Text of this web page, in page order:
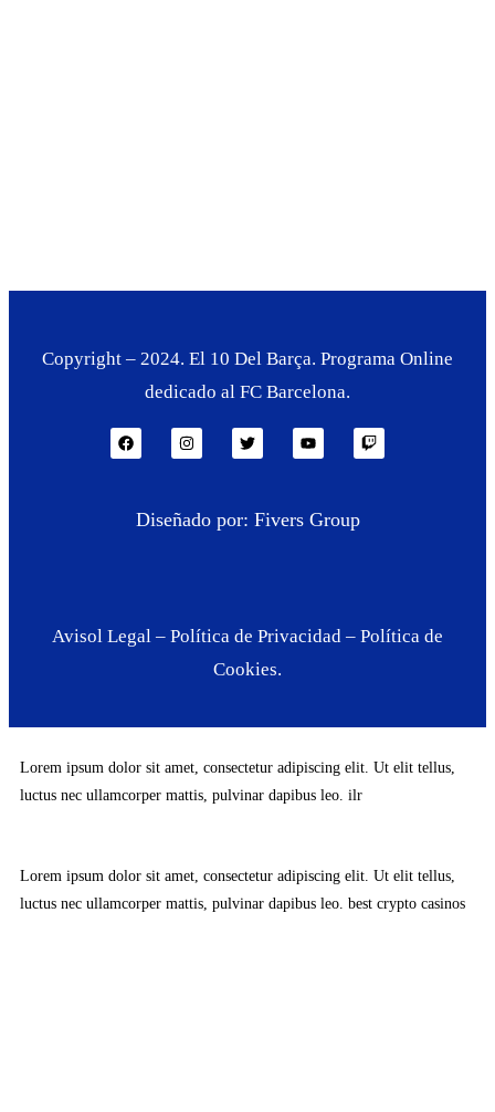
Copyright – 2024. El 10 Del Barça. Programa Online
dedicado al FC Barcelona.
Diseñado por: Fivers Group
Avisol Legal – Política de Privacidad – Política de
Cookies.
Lorem ipsum dolor sit amet, consectetur adipiscing elit. Ut elit tellus,
luctus nec ullamcorper mattis, pulvinar dapibus leo. ilr
Lorem ipsum dolor sit amet, consectetur adipiscing elit. Ut elit tellus,
luctus nec ullamcorper mattis, pulvinar dapibus leo. best crypto casinos